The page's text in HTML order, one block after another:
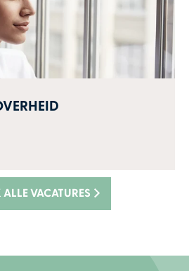
VACATURES